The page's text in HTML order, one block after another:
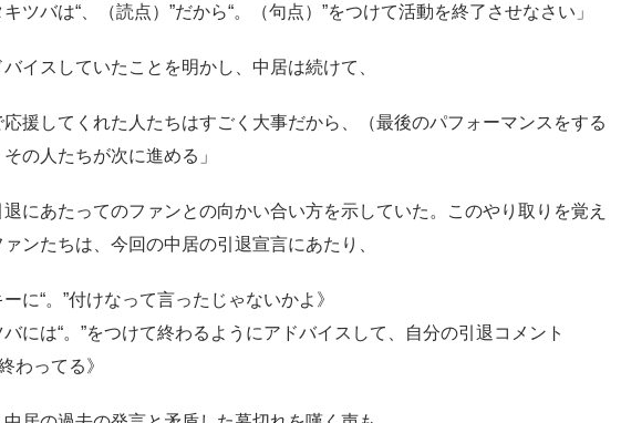
キツバは“、（読点）”だから“。（句点）”をつけて活動を終了させなさい」
イスしていたことを明かし、中居は続けて、
応援してくれた人たちはすごく大事だから、（最後のパフォーマンスをする
の人たちが次に進める」
にあたってのファンとの向かい合い方を示していた。このやり取りを覚え
ンたちは、今回の中居の引退宣言にあたり、
ーに“。”付けなって言ったじゃないかよ》
バには“。”をつけて終わるようにアドバイスして、自分の引退コメント
わってる》